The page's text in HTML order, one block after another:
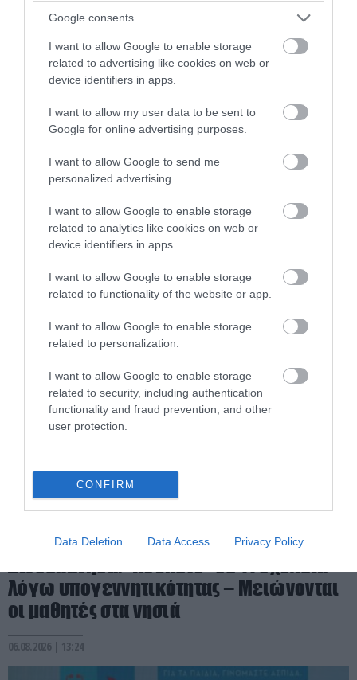
Google consents
I want to allow Google to enable storage
related to advertising like cookies on web or
device identifiers in apps.
I want to allow my user data to be sent to
Google for online advertising purposes.
I want to allow Google to send me
personalized advertising.
I want to allow Google to enable storage
related to analytics like cookies on web or
device identifiers in apps.
I want to allow Google to enable storage
related to functionality of the website or app.
I want to allow Google to enable storage
related to personalization.
I want to allow Google to enable storage
related to security, including authentication
functionality and fraud prevention, and other
user protection.
CONFIRM
Data Deletion Data Access Privacy Policy
Ά.Γεωργιάδης και Κ.Κυρανάκης καλούν
τον Ν.Τραμπ να στηρίξει την επιστροφή
των Γλυπτών του Παρθενώνα
PRONEWS.GR /PROVOCATEUR
λόγω υπογεννητικότητας – Μειώνονται
οι μαθητές στα νησιά
06.08.2026 | 13:24